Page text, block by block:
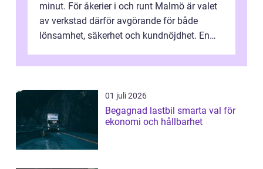
minut. För åkerier i och runt Malmö är valet
av verkstad därför avgörande för både
lönsamhet, säkerhet och kundnöjdhet. En
01 juli 2026
Begagnad lastbil smarta val för
ekonomi och hållbarhet